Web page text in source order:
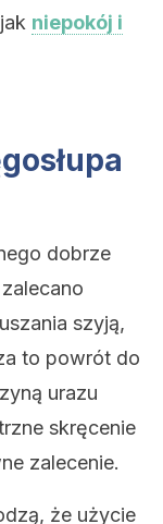
niepokój i
dobrze
szyją,
to powrót do
urazu
skręcenie
zalecenie.
że użycie